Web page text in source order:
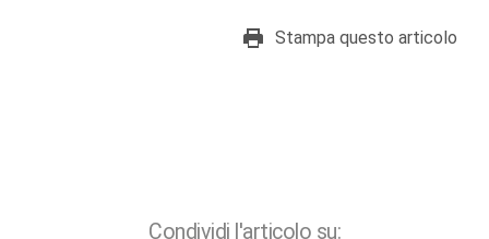
Stampa questo articolo
Condividi l'articolo su: